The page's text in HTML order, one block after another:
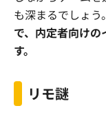
も深まるでしょう。
で、内定者向け
す。
リモ謎